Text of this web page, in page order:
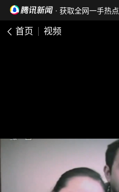
· 获取全网一手热点
首页 视频